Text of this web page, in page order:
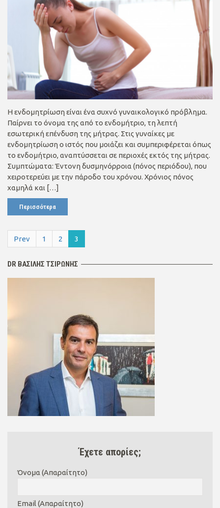
Η ενδομητρίωση είναι ένα συχνό γυναικολογικό πρόβλημα.
Παίρνει το όνομα της από το ενδομήτριο, τη λεπτή
εσωτερική επένδυση της μήτρας. Στις γυναίκες με
ενδομητρίωση ο ιστός που μοιάζει και συμπεριφέρεται όπως
το ενδομήτριο, αναπτύσσεται σε περιοχές εκτός της μήτρας.
Συμπτώματα: Έντονη δυσμηνόρροια (πόνος περιόδου), που
χειροτερεύει με την πάροδο του χρόνου. Χρόνιος πόνος
χαμηλά και […]
Περισσότερα
Prev 1 2 3
DR ΒΑΣΙΛΗΣ ΤΣΙΡΩΝΗΣ
Έχετε απορίες;
Όνομα (Απαραίτητο)
Email (Απαραίτητο)